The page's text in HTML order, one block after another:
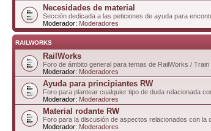
Necesidades de material
Sección dedicada a las peticiones de ayuda para
Moderador: Moderadores
RAILWORKS
RailWorks
Foro de ámbito general para temas de RailWorks /
Moderador: Moderadores
Ayuda para principiantes RW
Foro para plantear cualquier tipo de duda relacionada
Moderador: Moderadores
Material rodante RW
Foro para la discusión de aspectos relacionados con la
Moderador: Moderadores